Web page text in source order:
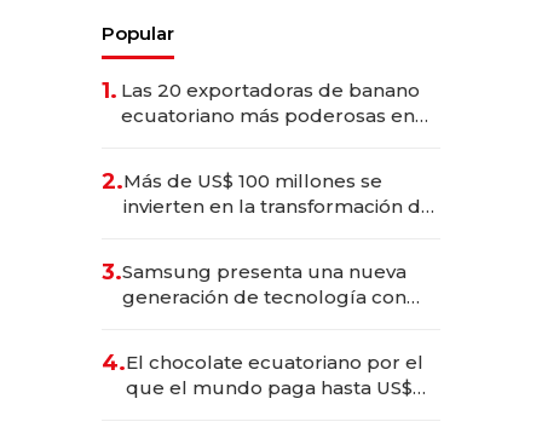
Popular
1. Las 20 exportadoras de banano
ecuatoriano más poderosas en
2.Más de US$ 100 millones se
invierten en la transformación de
3.Samsung presenta una nueva
generación de tecnología con
4.El chocolate ecuatoriano por el
que el mundo paga hasta US$